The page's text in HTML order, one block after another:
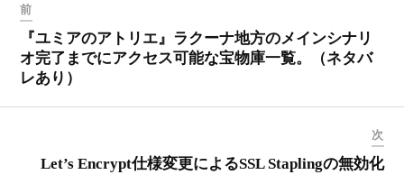
前
『ユミアのアトリエ』ラクーナ地方のメインシナリ
オ完了までにアクセス可能な宝物庫一覧。（ネタバ
レあり）
次
Let’s Encrypt仕様変更によるSSL Staplingの無効化